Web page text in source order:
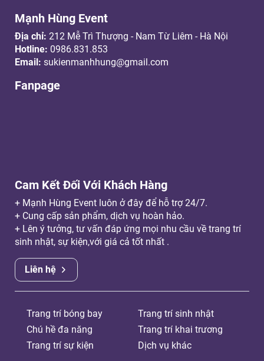
Mạnh Hùng Event
Địa chỉ: 212 Mễ Trì Thượng - Nam Từ Liêm - Hà Nội
Hotline: 0986.831.853
Email: sukienmanhhung@gmail.com
Fanpage
Cam Kết Đối Với Khách Hàng
+ Mạnh Hùng Event luôn ở đây để hỗ trợ 24/7.
+ Cung cấp sản phẩm, dịch vụ hoàn hảo.
+ Lên ý tưởng, tư vấn đáp ứng mọi nhu cầu về trang trí
sinh nhật, sự kiện,với giá cả tốt nhất .
Liên hệ
Trang trí bóng bay
Trang trí sinh nhật
Chú hề đa năng
Trang trí khai trương
Trang trí sự kiện
Dịch vụ khác